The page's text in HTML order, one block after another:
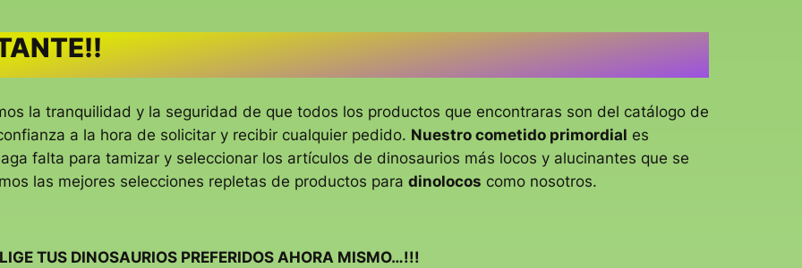
la tranquilidad y la seguridad de que todos los productos que encontraras son del catálogo de
a la hora de solicitar y recibir cualquier pedido. Nuestro cometido primordial es
falta para tamizar y seleccionar los artículos de dinosaurios más locos y alucinantes que se
las mejores selecciones repletas de productos para dinolocos como nosotros.
TUS DINOSAURIOS PREFERIDOS AHORA MISMO…!!!